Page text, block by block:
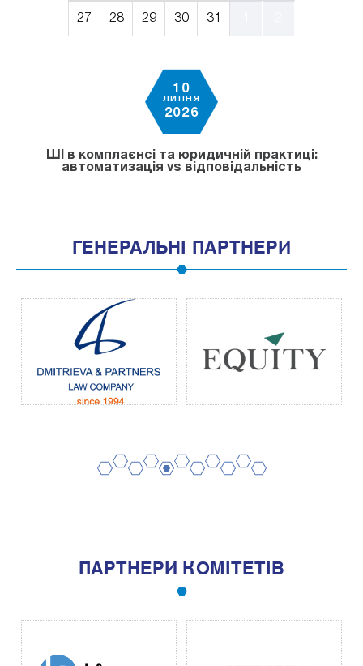
27 28 29 30 31
10
ЛИПНЯ
2026
ШІ в комплаєнсі та юридичній практиці:
автоматизація vs відповідальність
ГЕНЕРАЛЬНІ ПАРТНЕРИ
ПАРТНЕРИ КОМІТЕТІВ